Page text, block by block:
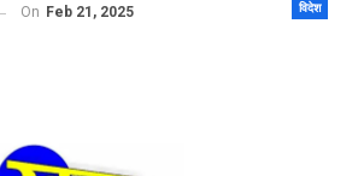
विदेश
On Feb 21, 2025